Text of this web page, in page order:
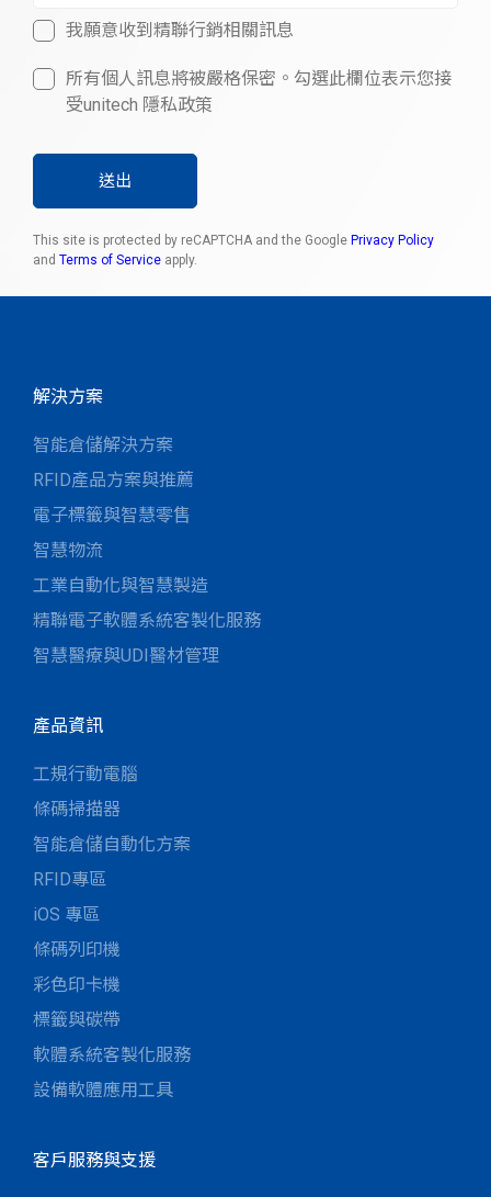
我願意收到精聯行銷相關訊息
所有個人訊息將被嚴格保密。勾選此欄位表示您接
受unitech 隱私政策
送出
This site is protected by reCAPTCHA and the Google Privacy Policy
and Terms of Service apply.
解決方案
智能倉儲解決方案
RFID產品方案與推薦
電子標籤與智慧零售
智慧物流
工業自動化與智慧製造
精聯電子軟體系統客製化服務
智慧醫療與UDI醫材管理
產品資訊
工規行動電腦
條碼掃描器
智能倉儲自動化方案
RFID專區
iOS 專區
條碼列印機
彩色印卡機
標籤與碳帶
軟體系統客製化服務
設備軟體應用工具
客戶服務與支援